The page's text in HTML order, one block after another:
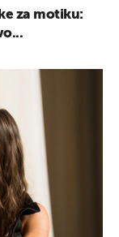
za motiku: